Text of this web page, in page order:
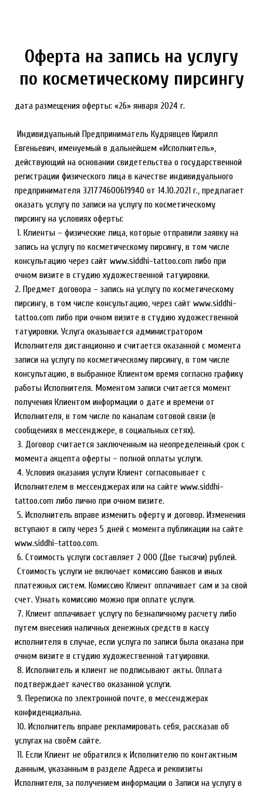
Оферта на запись на услугу
по косметическому пирсингу
дата размещения оферты: «26» января 2024 г.
Индивидуальный Предприниматель Кудрявцев Кирилл
Евгеньевич, именуемый в дальнейшем «Исполнитель»,
действующий на основании свидетельства о государственной
регистрации физического лица в качестве индивидуального
предпринимателя 321774600619940 от 14.10.2021 г., предлагает
оказать услугу по записи на услугу по косметическому
пирсингу на условиях оферты:
1. Клиенты – физические лица, которые отправили заявку на
запись на услугу по косметическому пирсингу, в том числе
консультацию через сайт www.siddhi-tattoo.com либо при
очном визите в студию художественной татуировки.
2. Предмет договора – запись на услугу по косметическому
пирсингу, в том числе консультацию, через сайт www.siddhi-
tattoo.com либо при очном визите в студию художественной
татуировки. Услуга оказывается администратором
Исполнителя дистанционно и считается оказанной с момента
записи на услугу по косметическому пирсингу, в том числе
консультацию, в выбранное Клиентом время согласно графику
работы Исполнителя. Моментом записи считается момент
получения Клиентом информации о дате и времени от
Исполнителя, в том числе по каналам сотовой связи (в
сообщениях в месcенджере, в социальных сетях).
3. Договор считается заключенным на неопределенный срок с
момента акцепта оферты – полной оплаты услуги.
4. Условия оказания услуги Клиент согласовывает с
Исполнителем в мессенджерах или на сайте www.siddhi-
tattoo.com либо лично при очном визите.
5. Исполнитель вправе изменить оферту и договор. Изменения
вступают в силу через 5 дней с момента публикации на сайте
www.siddhi-tattoo.com.
6. Стоимость услуги составляет 2 000 (Две тысячи) рублей.
Стоимость услуги не включает комиссию банков и иных
платежных систем. Комиссию Клиент оплачивает сам и за свой
счет. Узнать комиссию можно при оплате услуги.
7. Клиент оплачивает услугу по безналичному расчету либо
путем внесения наличных денежных средств в кассу
исполнителя в случае, если услуга по записи была оказана при
очном визите в студию художественной татуировки.
8. Исполнитель и клиент не подписывают акты. Оплата
подтверждает качество оказанной услуги.
9. Переписка по электронной почте, в мессенджерах
конфиденциальна.
10. Исполнитель вправе рекламировать себя, рассказав об
услугах на своём сайте.
11. Если Клиент не обратился к Исполнителю по контактным
данным, указанным в разделе Адреса и реквизиты
Исполнителя, за получением информации о Записи на услугу в